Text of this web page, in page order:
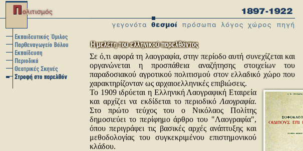
Σε ό,τι αφορά τη λαογραφία, στην περίοδο αυτή συνεχίζεται και
οργανώνεται η προσπάθεια αναζήτησης στοιχείων του
παραδοσιακού αγροτικού πολιτισμού στον ελλαδικό χώρο που
χαρακτηρίζονταν ως αρχαιοελληνικές επιβιώσεις.
Το 1909 ιδρύεται η Ελληνική Λαογραφική Εταιρεία
και αρχίζει να εκδίδεται το περιοδικό Λαογραφία.
Στο πρώτο τεύχος του ο Νικόλαος Πολίτης
δημοσιεύει το περίφημο άρθρο του "Λαογραφία",
όπου περιγράφει τις βασικές αρχές ανάπτυξης και
μεθοδολογίας του συγκεκριμένου επιστημονικού
κλάδου.